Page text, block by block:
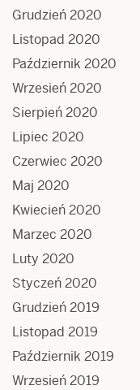
Grudzień 2020
Listopad 2020
Październik 2020
Wrzesień 2020
Sierpień 2020
Lipiec 2020
Czerwiec 2020
Maj 2020
Kwiecień 2020
Marzec 2020
Luty 2020
Styczeń 2020
Grudzień 2019
Listopad 2019
Październik 2019
Wrzesień 2019